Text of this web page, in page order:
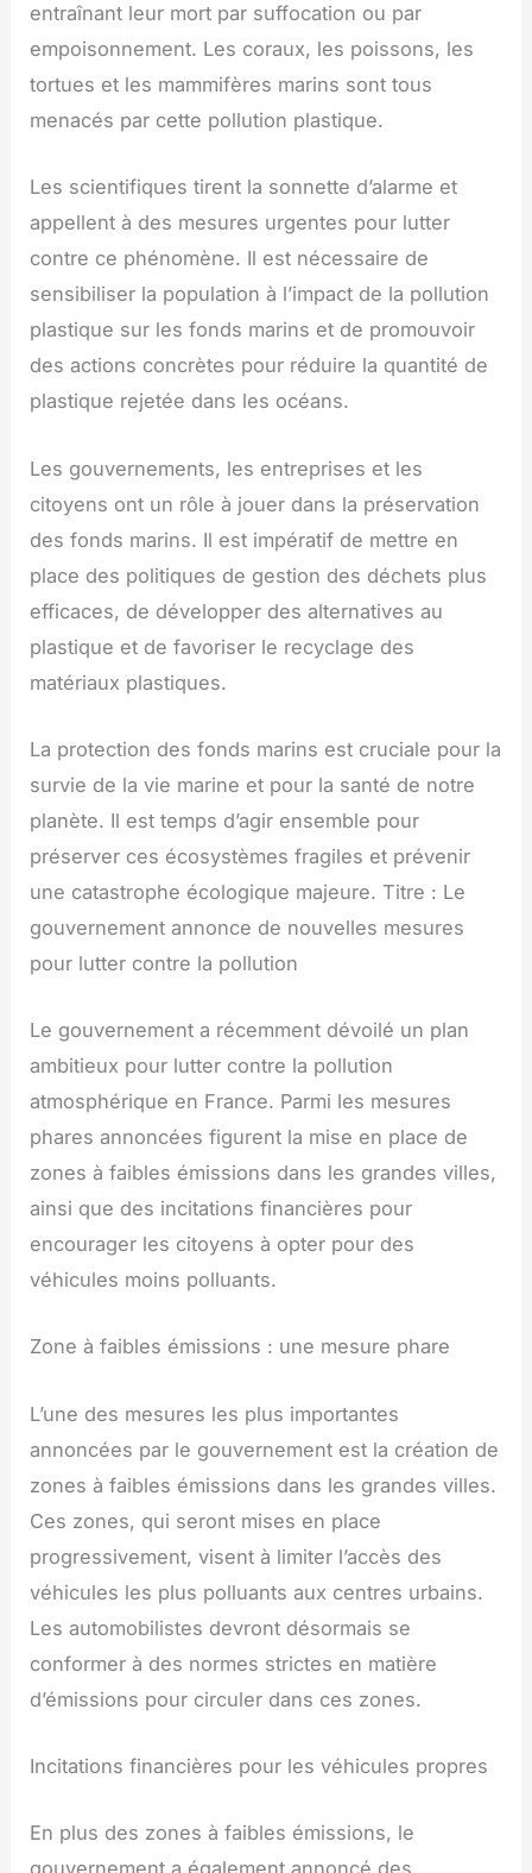
entraînant leur mort par suffocation ou par
empoisonnement. Les coraux, les poissons, les
tortues et les mammifères marins sont tous
menacés par cette pollution plastique.
Les scientifiques tirent la sonnette d’alarme et
appellent à des mesures urgentes pour lutter
contre ce phénomène. Il est nécessaire de
sensibiliser la population à l’impact de la pollution
plastique sur les fonds marins et de promouvoir
des actions concrètes pour réduire la quantité de
plastique rejetée dans les océans.
Les gouvernements, les entreprises et les
citoyens ont un rôle à jouer dans la préservation
des fonds marins. Il est impératif de mettre en
place des politiques de gestion des déchets plus
efficaces, de développer des alternatives au
plastique et de favoriser le recyclage des
matériaux plastiques.
La protection des fonds marins est cruciale pour la
survie de la vie marine et pour la santé de notre
planète. Il est temps d’agir ensemble pour
préserver ces écosystèmes fragiles et prévenir
une catastrophe écologique majeure. Titre : Le
gouvernement annonce de nouvelles mesures
pour lutter contre la pollution
Le gouvernement a récemment dévoilé un plan
ambitieux pour lutter contre la pollution
atmosphérique en France. Parmi les mesures
phares annoncées figurent la mise en place de
zones à faibles émissions dans les grandes villes,
ainsi que des incitations financières pour
encourager les citoyens à opter pour des
véhicules moins polluants.
Zone à faibles émissions : une mesure phare
L’une des mesures les plus importantes
annoncées par le gouvernement est la création de
zones à faibles émissions dans les grandes villes.
Ces zones, qui seront mises en place
progressivement, visent à limiter l’accès des
véhicules les plus polluants aux centres urbains.
Les automobilistes devront désormais se
conformer à des normes strictes en matière
d’émissions pour circuler dans ces zones.
Incitations financières pour les véhicules propres
En plus des zones à faibles émissions, le